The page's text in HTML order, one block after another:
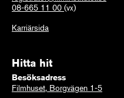
08-665 11 00 (vx)
Karriärsida
Hitta hit
Besöksadress
Filmhuset, Borgvägen 1-5